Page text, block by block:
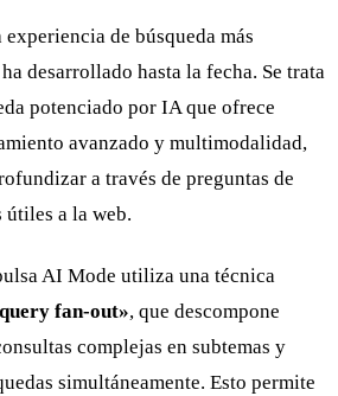
experiencia de búsqueda más
desarrollado hasta la fecha. Se trata
potenciado por IA que ofrece
avanzado y multimodalidad,
a través de preguntas de
útiles a la web.
AI Mode utiliza una técnica
fan-out», que descompone
complejas en subtemas y
simultáneamente. Esto permite